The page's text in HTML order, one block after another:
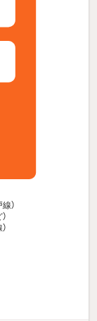
）
）